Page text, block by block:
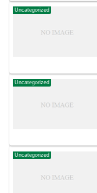
Uncategorized
Uncategorized
Uncategorized